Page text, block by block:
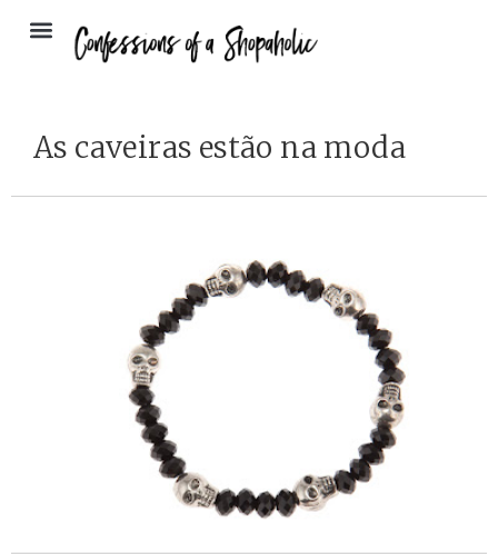
As caveiras estão na moda